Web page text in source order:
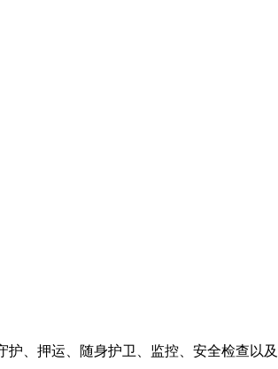
、押运、随身护卫、监控、安全检查以